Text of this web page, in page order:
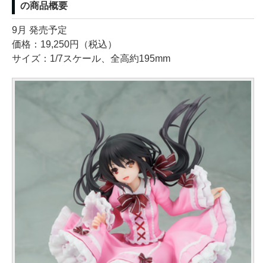
の商品概要
9月 発売予定
価格：19,250円（税込）
サイズ：1/7スケール、全高約195mm